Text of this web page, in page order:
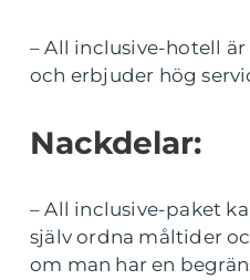
– All inclusive-hotell
och erbjuder hög
Nackdelar:
– All inclusive-paket
själv ordna måltider
om man har en